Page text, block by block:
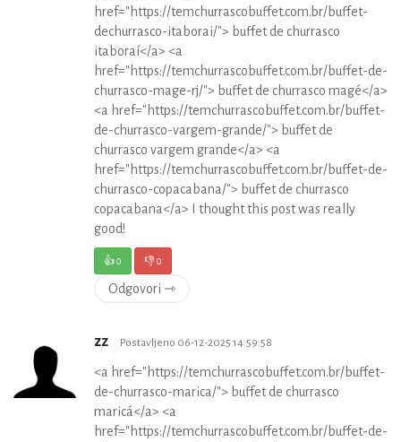
href="https://temchurrascobuffet.com.br/buffet-
dechurrasco-itaborai/"> buffet de churrasco
itaboraí</a> <a
href="https://temchurrascobuffet.com.br/buffet-de-
churrasco-mage-rj/"> buffet de churrasco magé</a>
<a href="https://temchurrascobuffet.com.br/buffet-
de-churrasco-vargem-grande/"> buffet de
churrasco vargem grande</a> <a
href="https://temchurrascobuffet.com.br/buffet-de-
churrasco-copacabana/"> buffet de churrasco
copacabana</a> I thought this post was really
good!
👍0 👎0
Odgovori ⇾
zz Postavljeno 06-12-2025 14:59:58
<a href="https://temchurrascobuffet.com.br/buffet-
de-churrasco-marica/"> buffet de churrasco
maricá</a> <a
href="https://temchurrascobuffet.com.br/buffet-de-